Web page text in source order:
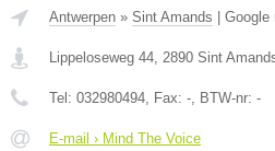
Antwerpen » Sint Amands Google
Lippeloseweg 44 2890 Sint
Tel: 032980494 , Fax: - , BTW-nr: -
E-mail › Mind The Voice